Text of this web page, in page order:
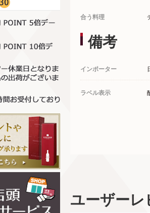
合う料理
備考
インポーター
ラベル表示
ユーザーレ